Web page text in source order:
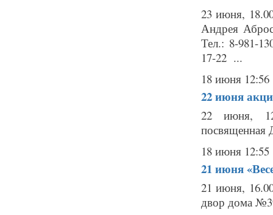
23 июня,
Андрея
Тел.: 8-981-
17-22 ...
18 июня 12:56
22 июня
22 июня,
посвященная
18 июня 12:55
21 июня
21 июня,
двор дома